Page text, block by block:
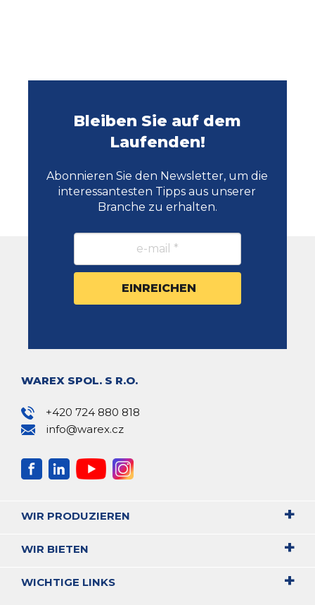
Bleiben Sie auf dem
Laufenden!
Abonnieren Sie den Newsletter, um die
interessantesten Tipps aus unserer
Branche zu erhalten.
WAREX SPOL. S R.O.
+420 724 880 818
info@warex.cz
WIR PRODUZIEREN
WIR BIETEN
WICHTIGE LINKS